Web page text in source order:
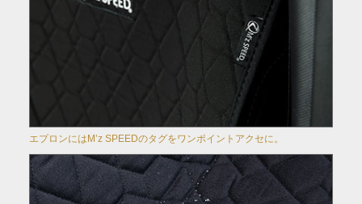
エプロンにはM’z SPEEDのタグをワンポイントアクセに。